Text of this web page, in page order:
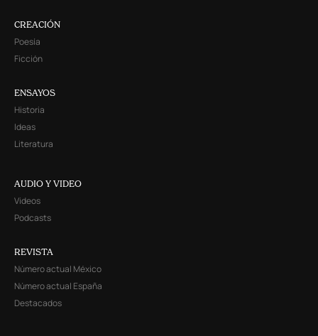
CREACIÓN
Poesía
Ficción
ENSAYOS
Historia
Ideas
Literatura
AUDIO Y VIDEO
Videos
Podcasts
REVISTA
Número actual México
Número actual España
Destacados